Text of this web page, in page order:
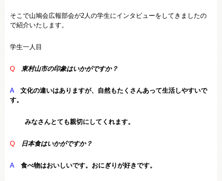
そこで山鳩会広報部会が2人の学生にインタビューをしてきましたの
で紹介いたします。
学生一人目
Q 東村山市の印象はいかがですか？
A
文化の違いはありますが、自然もたくさんあって生活しやすいで
す。
みなさんとても親切にしてくれます。
Q 日本食はいかがですか？
A 食べ物はおいしいです。おにぎりが好きです。